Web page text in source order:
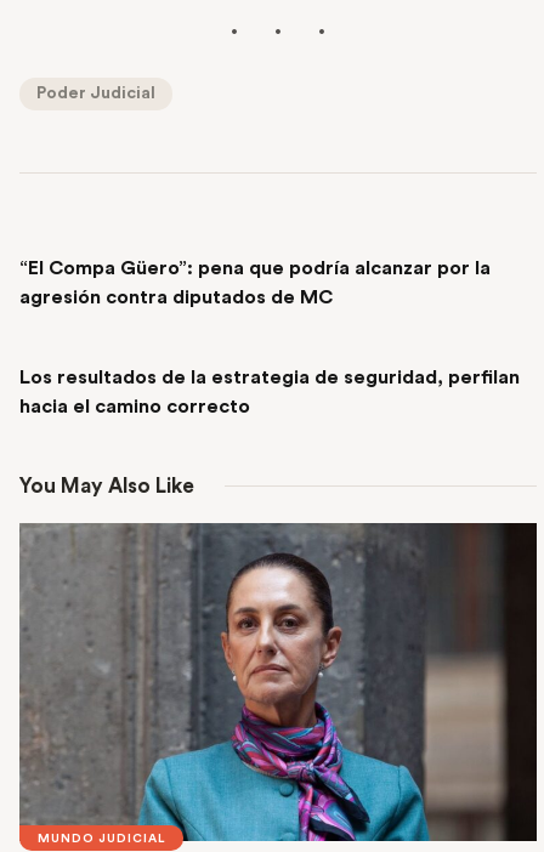
Poder Judicial
“El Compa Güero”: pena que podría alcanzar por la
agresión contra diputados de MC
Los resultados de la estrategia de seguridad, perfilan
hacia el camino correcto
You May Also Like
MUNDO JUDICIAL